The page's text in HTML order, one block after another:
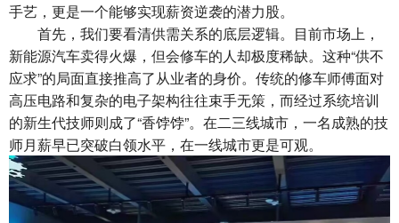
手艺，更是一个能够实现薪资逆袭的潜力股。
首先，我们要看清供需关系的底层逻辑。目前市场上，
新能源汽车卖得火爆，但会修车的人却极度稀缺。这种“供不
应求”的局面直接推高了从业者的身价。传统的修车师傅面对
高压电路和复杂的电子架构往往束手无策，而经过系统培训
的新生代技师则成了“香饽饽”。在二三线城市，一名成熟的技
师月薪早已突破白领水平，在一线城市更是可观。